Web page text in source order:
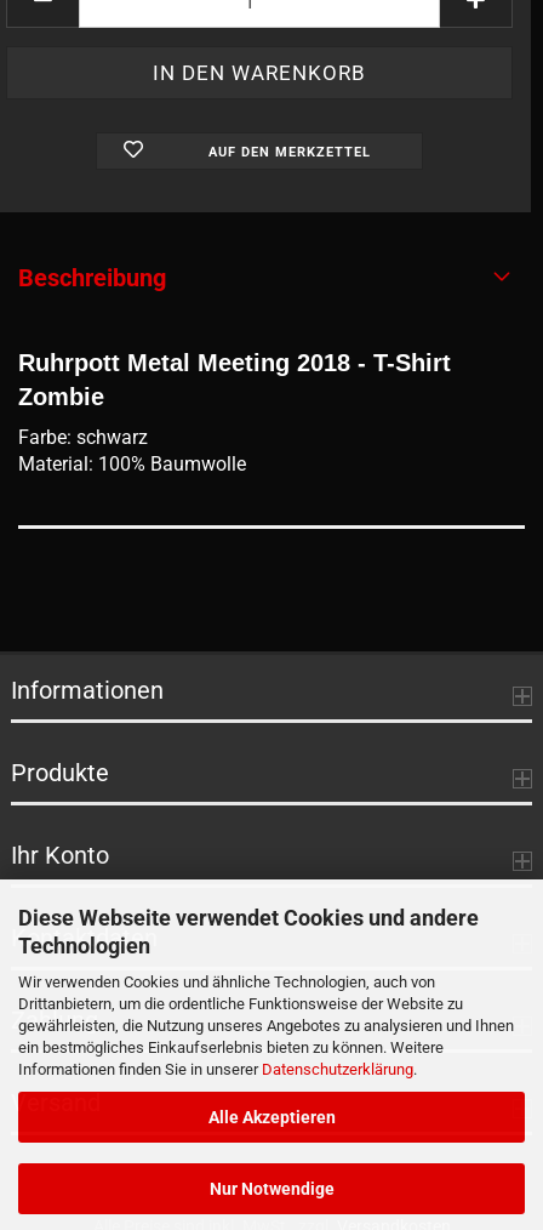
Diese Webseite verwendet Cookies und andere
Technologien
Wir verwenden Cookies und ähnliche Technologien, auch von
Drittanbietern, um die ordentliche Funktionsweise der Website zu
gewährleisten, die Nutzung unseres Angebotes zu analysieren und Ihnen
ein bestmögliches Einkaufserlebnis bieten zu können. Weitere
Informationen finden Sie in unserer Datenschutzerklärung.
Alle Akzeptieren
Nur Notwendige
AUF DEN MERKZETTEL
Beschreibung
Ruhrpott Metal Meeting 2018 - T-Shirt
Zombie
Farbe: schwarz
Material: 100% Baumwolle
Informationen
Produkte
Ihr Konto
Kontaktdaten
Zahlung
Versand